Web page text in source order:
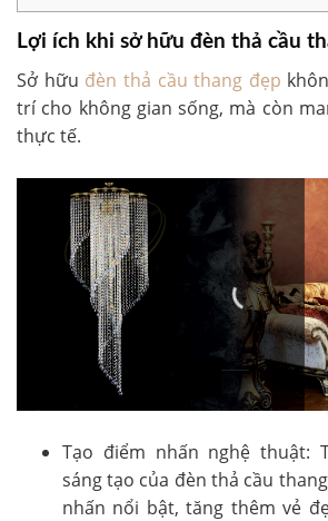
Lợi ích khi sở hữu đèn thả cầu
Sở hữu đèn thả cầu thang đẹp
trí cho không gian sống, mà còn
thực tế.
Tạo điểm nhấn nghệ thuật:
sáng tạo của đèn thả cầu
nhấn nổi bật, tăng thêm vẻ